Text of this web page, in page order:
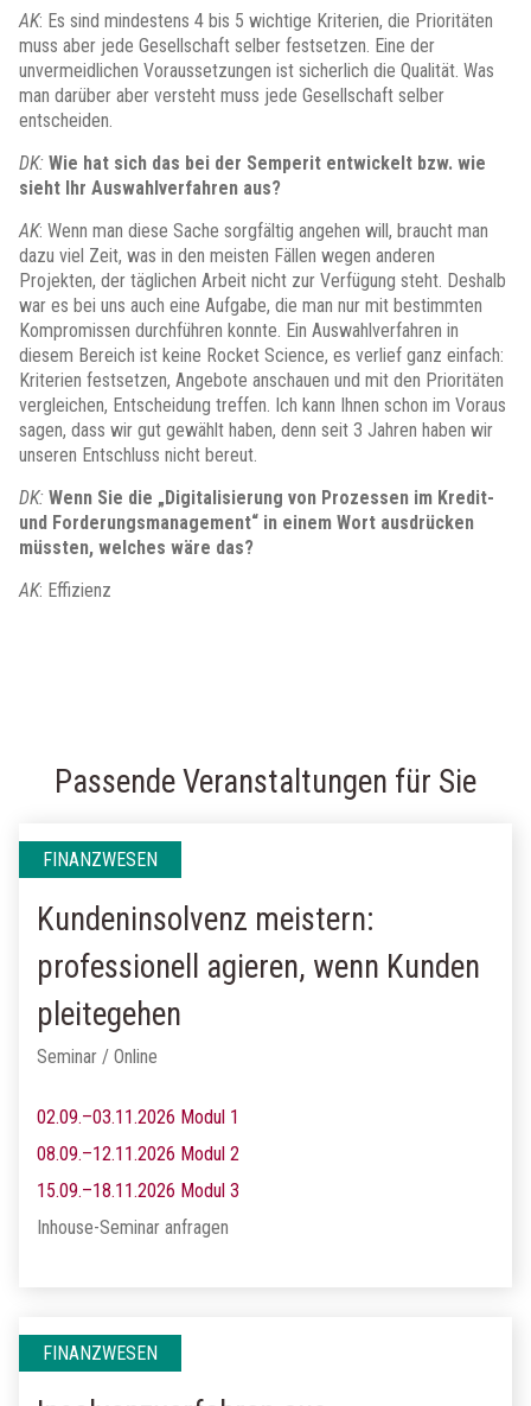
AK: Es sind mindestens 4 bis 5 wichtige Kriterien, die Prioritäten
muss aber jede Gesellschaft selber festsetzen. Eine der
unvermeidlichen Voraussetzungen ist sicherlich die Qualität. Was
man darüber aber versteht muss jede Gesellschaft selber
entscheiden.
DK: Wie hat sich das bei der Semperit entwickelt bzw. wie
sieht Ihr Auswahlverfahren aus?
AK: Wenn man diese Sache sorgfältig angehen will, braucht man
dazu viel Zeit, was in den meisten Fällen wegen anderen
Projekten, der täglichen Arbeit nicht zur Verfügung steht. Deshalb
war es bei uns auch eine Aufgabe, die man nur mit bestimmten
Kompromissen durchführen konnte. Ein Auswahlverfahren in
diesem Bereich ist keine Rocket Science, es verlief ganz einfach:
Kriterien festsetzen, Angebote anschauen und mit den Prioritäten
vergleichen, Entscheidung treffen. Ich kann Ihnen schon im Voraus
sagen, dass wir gut gewählt haben, denn seit 3 Jahren haben wir
unseren Entschluss nicht bereut.
DK: Wenn Sie die „Digitalisierung von Prozessen im Kredit-
und Forderungsmanagement“ in einem Wort ausdrücken
müssten, welches wäre das?
AK: Effizienz
Passende Veranstaltungen für Sie
FINANZWESEN
Kundeninsolvenz meistern:
professionell agieren, wenn Kunden
pleitegehen
Seminar / Online
02.09.–03.11.2026 Modul 1
08.09.–12.11.2026 Modul 2
15.09.–18.11.2026 Modul 3
Inhouse-Seminar anfragen
FINANZWESEN